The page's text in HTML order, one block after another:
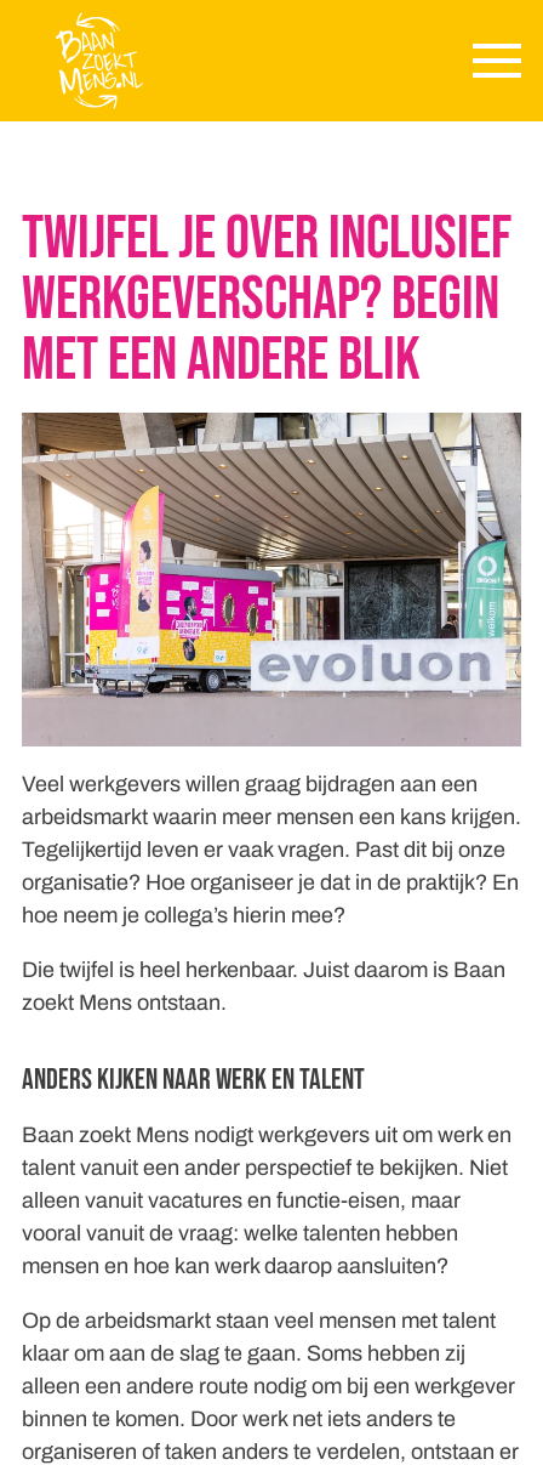
Skip to main content
Twijfel je over inclusief
werkgeverschap? Begin
met een andere blik
Veel werkgevers willen graag bijdragen aan een
arbeidsmarkt waarin meer mensen een kans krijgen.
Tegelijkertijd leven er vaak vragen. Past dit bij onze
organisatie? Hoe organiseer je dat in de praktijk? En
hoe neem je collega’s hierin mee?
Die twijfel is heel herkenbaar. Juist daarom is Baan
zoekt Mens ontstaan.
Anders kijken naar werk en talent
Baan zoekt Mens nodigt werkgevers uit om werk en
talent vanuit een ander perspectief te bekijken. Niet
alleen vanuit vacatures en functie-eisen, maar
vooral vanuit de vraag: welke talenten hebben
mensen en hoe kan werk daarop aansluiten?
Op de arbeidsmarkt staan veel mensen met talent
klaar om aan de slag te gaan. Soms hebben zij
alleen een andere route nodig om bij een werkgever
binnen te komen. Door werk net iets anders te
organiseren of taken anders te verdelen, ontstaan er